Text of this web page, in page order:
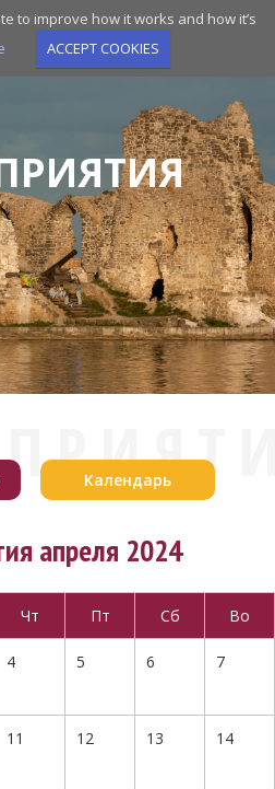
to improve how it works and how it’s
ACCEPT COOKIES
Календарь
апреля 2024
Чт Пт Сб Во
4 5 6 7
11 12 13 14